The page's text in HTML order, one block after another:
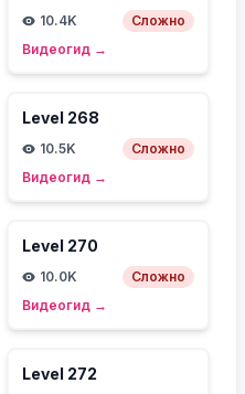
10.4K
Сложно
Видеогид →
Level 268
10.5K
Сложно
Видеогид →
Level 270
10.0K
Сложно
Видеогид →
Level 272